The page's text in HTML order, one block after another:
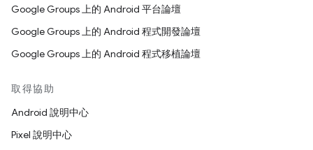
Google Groups 上的 Android 平台論壇
Google Groups 上的 Android 程式開發論壇
Google Groups 上的 Android 程式移植論壇
取得協助
Android 說明中心
Pixel 說明中心